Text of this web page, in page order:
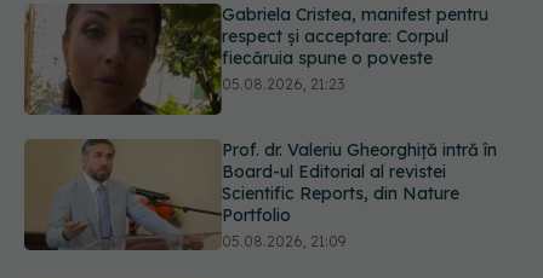
Prof. dr. Valeriu Gheorghiță intră în
Board-ul Editorial al revistei
Scientific Reports, din Nature
Portfolio
Testul de 10 minute care poate
arăta dacă ai nevoie de statine,
chiar dacă ai colesterolul normal
05.08.2026, 19:42